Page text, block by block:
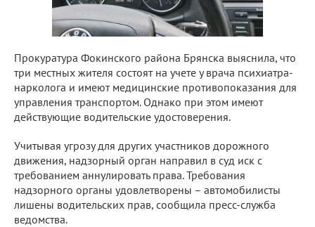
Прокуратура Фокинского района Брянска выяснила, что
три местных жителя состоят на учете у врача психиатра-
нарколога и имеют медицинские противопоказания для
управления транспортом. Однако при этом имеют
действующие водительские удостоверения.
Учитывая угрозу для других участников дорожного
движения, надзорный орган направил в суд иск с
требованием аннулировать права. Требования
надзорного органы удовлетворены – автомобилисты
лишены водительских прав, сообщила пресс-служба
ведомства.